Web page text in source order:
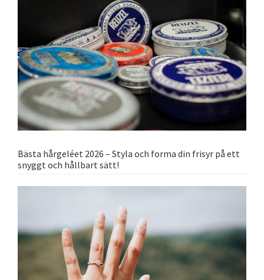
Bästa hårgeléet 2026 – Styla och forma din frisyr på ett
snyggt och hållbart sätt!